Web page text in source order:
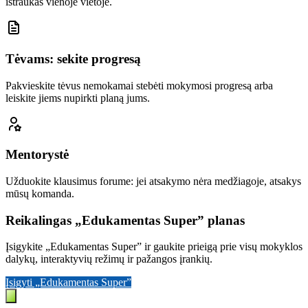
Tėvams: sekite progresą
Pakvieskite tėvus nemokamai stebėti mokymosi progresą arba
leiskite jiems nupirkti planą jums.
Mentorystė
Užduokite klausimus forume: jei atsakymo nėra medžiagoje, atsakys
mūsų komanda.
Reikalingas „Edukamentas Super” planas
Įsigykite „Edukamentas Super” ir gaukite prieigą prie visų mokyklos
dalykų, interaktyvių režimų ir pažangos įrankių.
Įsigyti „Edukamentas Super”